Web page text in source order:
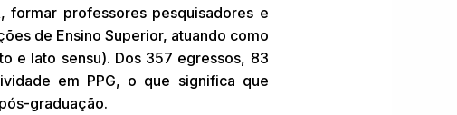
formar professores pesquisadores e
de Ensino Superior, atuando como
e lato sensu). Dos 357 egressos, 83
em PPG, o que significa que
graduação.